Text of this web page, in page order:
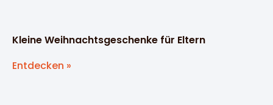
Kleine Weihnachtsgeschenke für Eltern
Entdecken »